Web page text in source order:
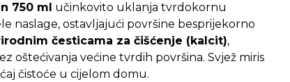
750 ml učinkovito uklanja tvrdokornu
naslage, ostavljajući površine besprijekorno
česticama za čišćenje (kalcit),
oštećivanja većine tvrdih površina. Svjež miris
čistoće u cijelom domu.